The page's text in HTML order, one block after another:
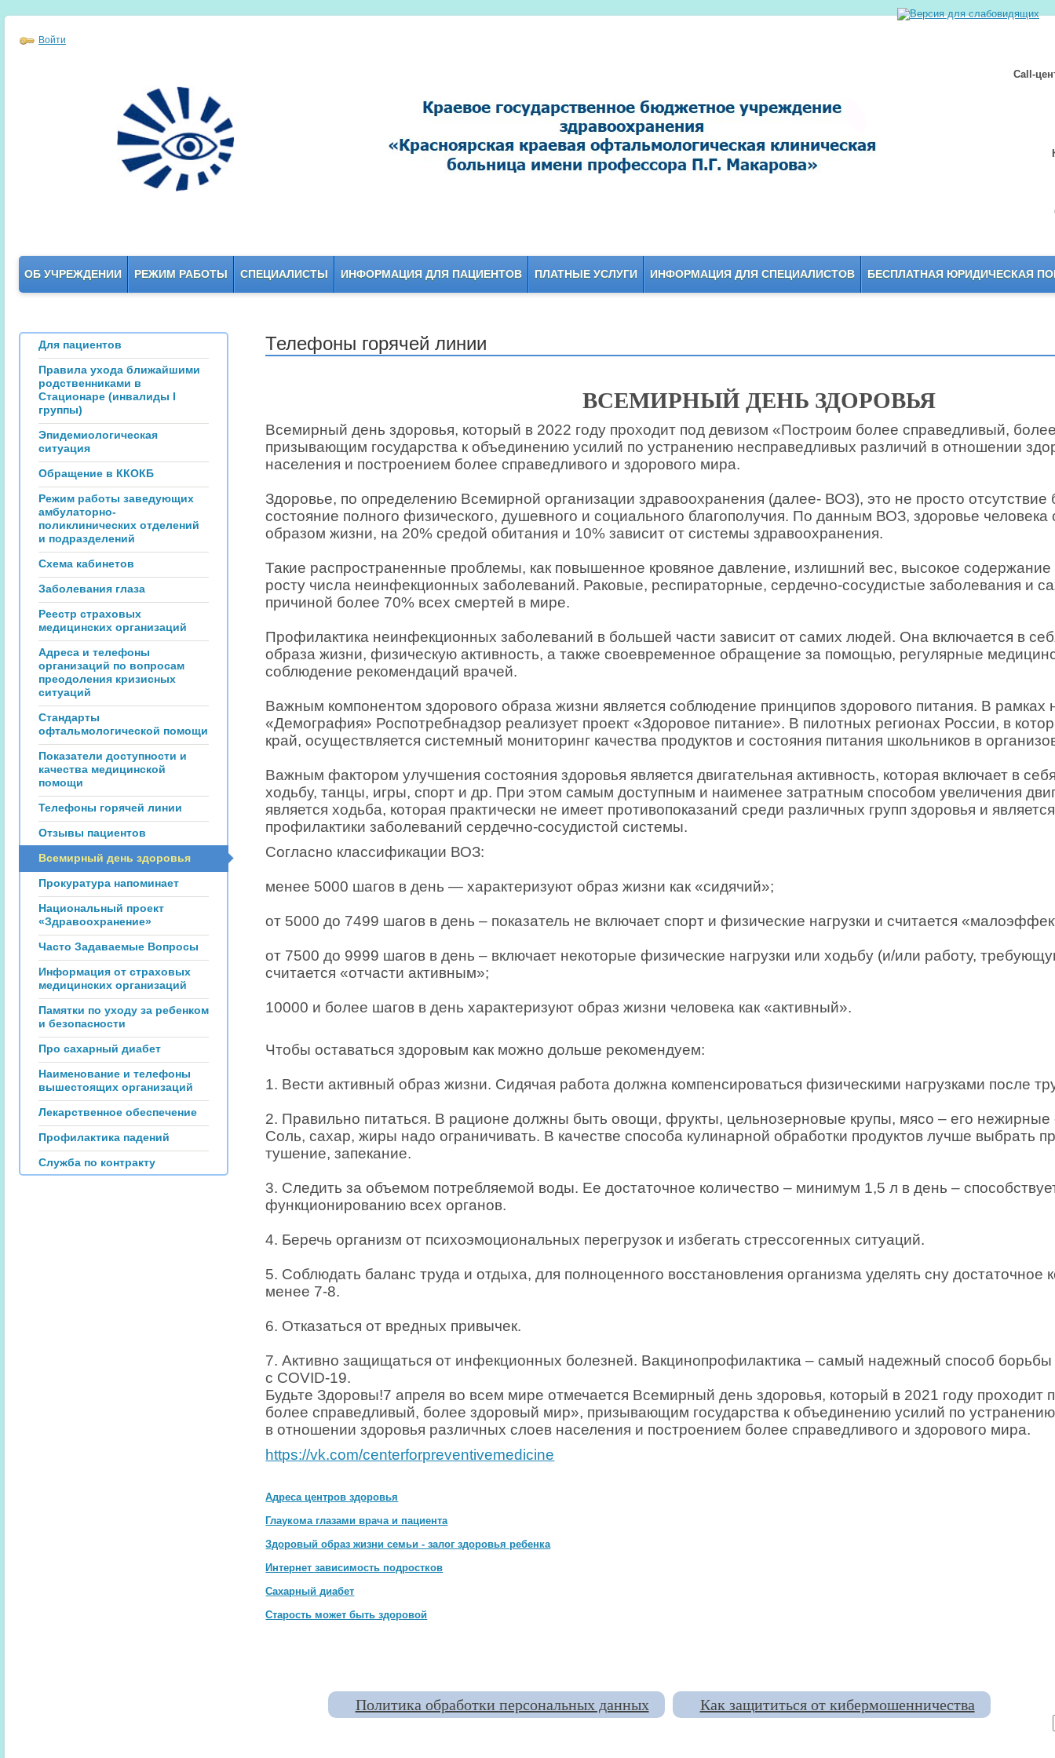
Войти
Call-
ОБ УЧРЕЖДЕНИИ РЕЖИМ РАБОТЫ СПЕЦИАЛИСТЫ ИНФОРМАЦИЯ ДЛЯ ПАЦИЕНТОВ ПЛАТНЫЕ УСЛУГИ ИНФОРМАЦИЯ ДЛЯ СПЕЦИАЛИСТОВ БЕСПЛАТНАЯ ЮРИДИЧЕСКАЯ
Для пациентов
Правила ухода ближайшими
родственниками в
Стационаре (инвалиды I
группы)
Эпидемиологическая
ситуация
Обращение в ККОКБ
Режим работы заведующих
амбулаторно-
поликлинических отделений
и подразделений
Схема кабинетов
Заболевания глаза
Реестр страховых
медицинских организаций
Адреса и телефоны
организаций по вопросам
преодоления кризисных
ситуаций
Стандарты
офтальмологической помощи
Показатели доступности и
качества медицинской
помощи
Телефоны горячей линии
Отзывы пациентов
Всемирный день здоровья
Прокуратура напоминает
Национальный проект
«Здравоохранение»
Часто Задаваемые Вопросы
Информация от страховых
медицинских организаций
Памятки по уходу за ребенком
и безопасности
Про сахарный диабет
Наименование и телефоны
вышестоящих организаций
Лекарственное обеспечение
Профилактика падений
Служба по контракту
Телефоны горячей линии
ВСЕМИРНЫЙ ДЕНЬ ЗДОРОВЬЯ
Всемирный день здоровья, который в 2022 году проходит под девизом «Построим более справедливый,
призывающим государства к объединению усилий по устранению несправедливых различий в отношении
населения и построением более справедливого и здорового мира.
Здоровье, по определению Всемирной организации здравоохранения (далее- ВОЗ), это не просто отсутствие
состояние полного физического, душевного и социального благополучия. По данным ВОЗ, здоровье человека
образом жизни, на 20% средой обитания и 10% зависит от системы здравоохранения.
Такие распространенные проблемы, как повышенное кровяное давление, излишний вес, высокое содержание
росту числа неинфекционных заболеваний. Раковые, респираторные, сердечно-сосудистые заболевания и
причиной более 70% всех смертей в мире.
Профилактика неинфекционных заболеваний в большей части зависит от самих людей. Она включается в
образа жизни, физическую активность, а также своевременное обращение за помощью, регулярные
соблюдение рекомендаций врачей.
Важным компонентом здорового образа жизни является соблюдение принципов здорового питания. В рамках
«Демография» Роспотребнадзор реализует проект «Здоровое питание». В пилотных регионах России, в
край, осуществляется системный мониторинг качества продуктов и состояния питания школьников в
Важным фактором улучшения состояния здоровья является двигательная активность, которая включает в
ходьбу, танцы, игры, спорт и др. При этом самым доступным и наименее затратным способом увеличения
является ходьба, которая практически не имеет противопоказаний среди различных групп здоровья и
профилактики заболеваний сердечно-сосудистой системы.
Согласно классификации ВОЗ:
менее 5000 шагов в день — характеризуют образ жизни как «сидячий»;
от 5000 до 7499 шагов в день – показатель не включает спорт и физические нагрузки и считается
от 7500 до 9999 шагов в день – включает некоторые физические нагрузки или ходьбу (и/или работу,
считается «отчасти активным»;
10000 и более шагов в день характеризуют образ жизни человека как «активный».
Чтобы оставаться здоровым как можно дольше рекомендуем:
1. Вести активный образ жизни. Сидячая работа должна компенсироваться физическими нагрузками после
2. Правильно питаться. В рационе должны быть овощи, фрукты, цельнозерновые крупы, мясо – его нежирные
Соль, сахар, жиры надо ограничивать. В качестве способа кулинарной обработки продуктов лучше выбрать
тушение, запекание.
3. Следить за объемом потребляемой воды. Ее достаточное количество – минимум 1,5 л в день –
функционированию всех органов.
4. Беречь организм от психоэмоциональных перегрузок и избегать стрессогенных ситуаций.
5. Соблюдать баланс труда и отдыха, для полноценного восстановления организма уделять сну достаточное
менее 7-8.
6. Отказаться от вредных привычек.
7. Активно защищаться от инфекционных болезней. Вакцинопрофилактика – самый надежный способ
с COVID-19.
Будьте Здоровы!7 апреля во всем мире отмечается Всемирный день здоровья, который в 2021 году проходит
более справедливый, более здоровый мир», призывающим государства к объединению усилий по
в отношении здоровья различных слоев населения и построением более справедливого и здорового мира.
https://vk.com/centerforpreventivemedicine
Адреса центров здоровья
Глаукома глазами врача и пациента
Здоровый образ жизни семьи - залог здоровья ребенка
Интернет зависимость подростков
Сахарный диабет
Старость может быть здоровой
Политика обработки персональных данных Как защититься от кибермошенничества